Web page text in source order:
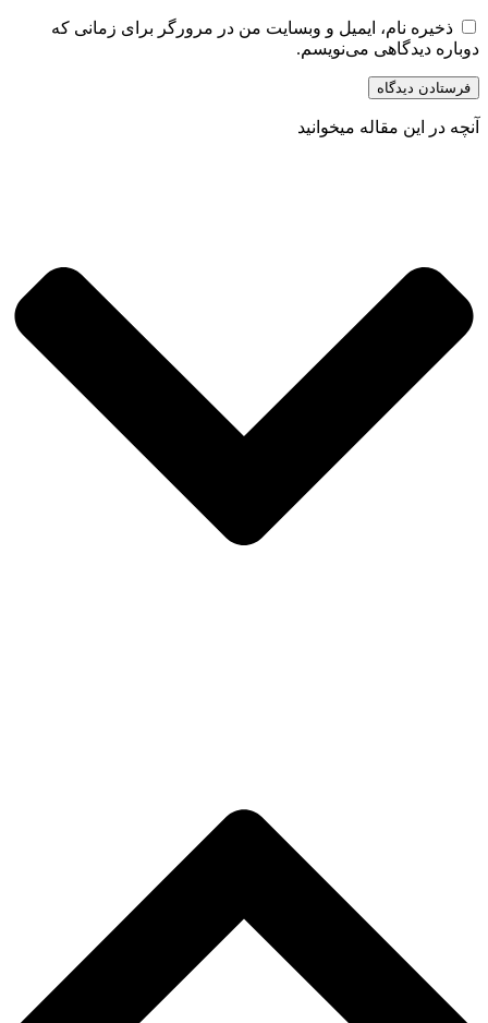
ذخیره نام، ایمیل و وبسایت من در مرورگر برای زمانی که
دوباره دیدگاهی می‌نویسم.
آنچه در این مقاله میخوانید